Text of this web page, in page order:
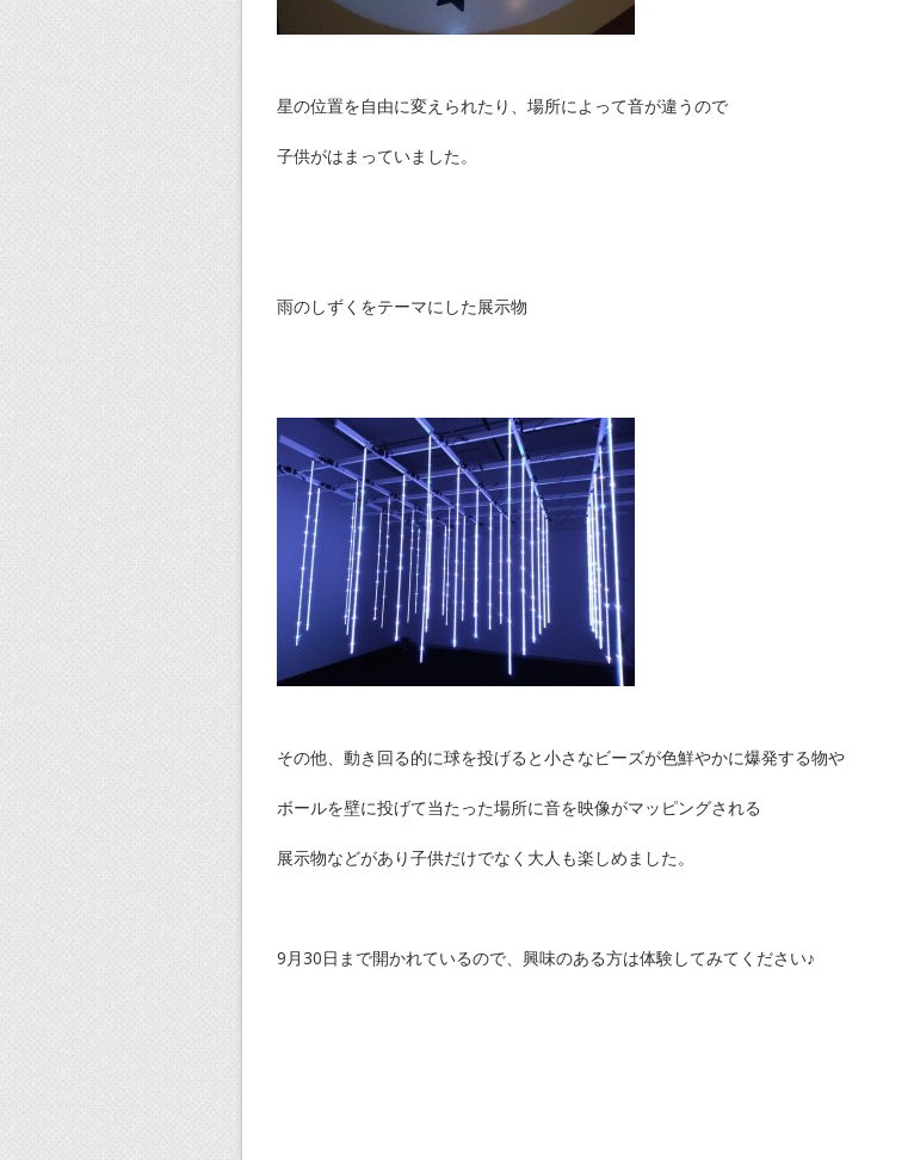
星の位置を自由に変えられたり、場所によって音が違うので
子供がはまっていました。
雨のしずくをテーマにした展示物
その他、動き回る的に球を投げると小さなビーズが色鮮やかに爆発する物や
ボールを壁に投げて当たった場所に音を映像がマッピングされる
展示物などがあり子供だけでなく大人も楽しめました。
9月30日まで開かれているので、興味のある方は体験してみてください♪